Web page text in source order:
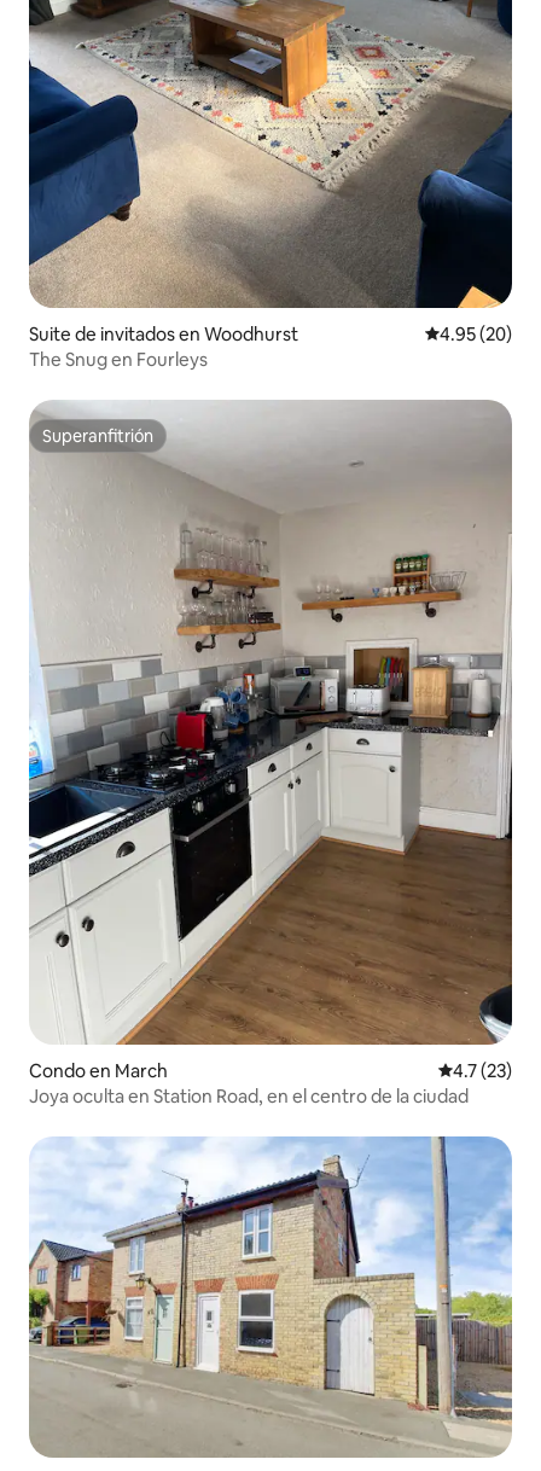
Suite de invitados en Woodhurst Calificación
4.95 (20)
The Snug en Fourleys
Superanfitrión
Superanfitrión
Condo en March Calificación
4.7 (23)
Joya oculta en Station Road, en el centro de la ciudad